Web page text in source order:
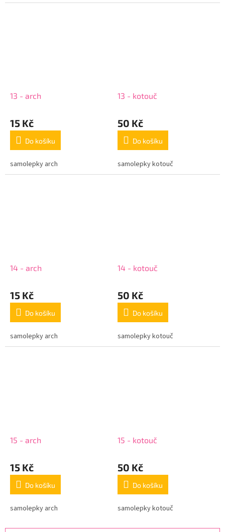
13 - arch
15 Kč
Do košíku
samolepky arch
13 - kotouč
50 Kč
Do košíku
samolepky kotouč
14 - arch
15 Kč
Do košíku
samolepky arch
14 - kotouč
50 Kč
Do košíku
samolepky kotouč
15 - arch
15 Kč
Do košíku
samolepky arch
15 - kotouč
50 Kč
Do košíku
samolepky kotouč